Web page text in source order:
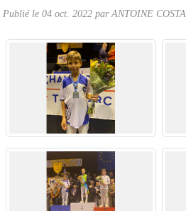
Publié le 04 oct. 2022 par ANTOINE COSTA